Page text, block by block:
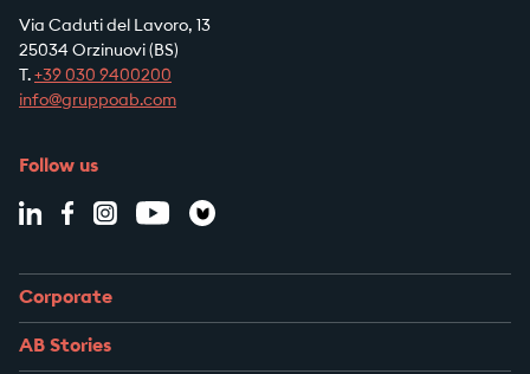
Via Caduti del Lavoro, 13
25034 Orzinuovi (BS)
T. +39 030 9400200
info@gruppoab.com
Follow us
Corporate
AB Stories